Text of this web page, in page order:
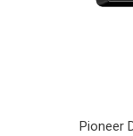
Pioneer